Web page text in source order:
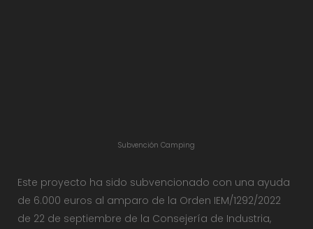
Subvención Camping
Este proyecto ha sido subvencionado con una ayuda
de 6.000 euros al amparo de la Orden IEM/1292/2022
de 22 de septiembre de la Consejería de Industria,